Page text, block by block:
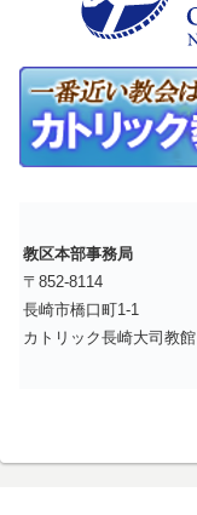
教区本部事務局
〒852-8114
長崎市橋口町1-1
カトリック長崎大司教館